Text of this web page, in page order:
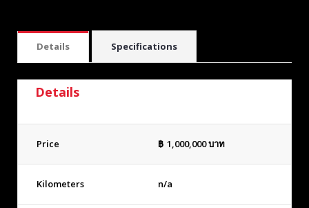
Details Specifications
Details
Price ฿ 1,000,000บาท
Kilometers n/a